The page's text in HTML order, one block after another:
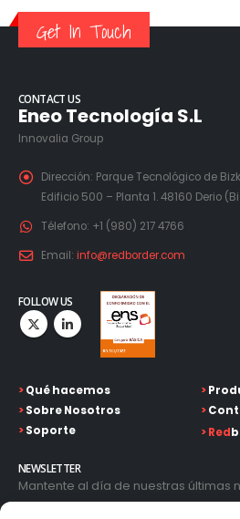
Get In Touch
CONTACT US
Eneo Tecnología S.L
Innovalia Group
Dirección: Parque Tecnológico de
Edificio 500 – Planta 1. 48160 Derio
Télefono: +1 (980) 217 4766
Email: info@redborder.com
FOLLOW US
>Qué hacemos
>Sobre Nosotros
>Soporte
>
>
>Red
NEWSLETTER
Mantente al día de nuestras últimas
avances tecnológicos. Introduce tu